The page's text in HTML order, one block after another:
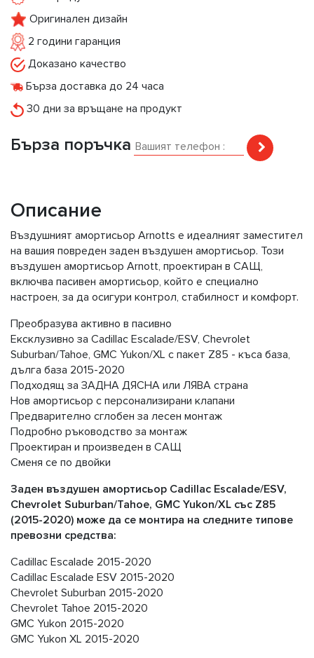
Оригинален дизайн
2 години гаранция
Доказано качество
Бърза доставка до 24 часа
30 дни за връщане на продукт
Бърза поръчка
Описание
Въздушният амортисьор Arnotts е идеалният заместител
на вашия повреден заден въздушен амортисьор. Този
въздушен амортисьор Arnott, проектиран в САЩ,
включва пасивен амортисьор, който е специално
настроен, за да осигури контрол, стабилност и комфорт.
Преобразува активно в пасивно
Ексклузивно за Cadillac Escalade/ESV, Chevrolet
Suburban/Tahoe, GMC Yukon/XL с пакет Z85 - къса база,
дълга база 2015-2020
Подходящ за ЗАДНА ДЯСНА или ЛЯВА страна
Нов амортисьор с персонализирани клапани
Предварително сглобен за лесен монтаж
Подробно ръководство за монтаж
Проектиран и произведен в САЩ
Сменя се по двойки
Заден въздушен амортисьор Cadillac Escalade/ESV,
Chevrolet Suburban/Tahoe, GMC Yukon/XL със Z85
(2015-2020) може да се монтира на следните типове
превозни средства:
Cadillac Escalade 2015-2020
Cadillac Escalade ESV 2015-2020
Chevrolet Suburban 2015-2020
Chevrolet Tahoe 2015-2020
GMC Yukon 2015-2020
GMC Yukon XL 2015-2020